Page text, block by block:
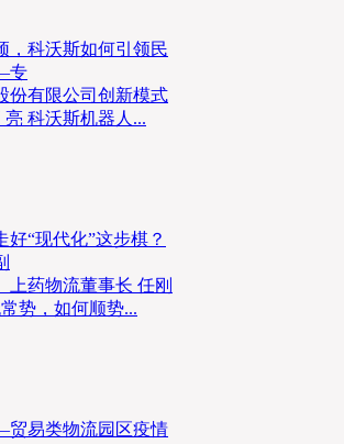
马来西亚清真食品
全方位推动清真产业发展，清真
发展公司正式成立，担当中央协调
生态系统发展。该国另一政府机构
责制订清真标准及颁发清真认证。
行政架构支持清真产业发展外，马来
业总体规划”，为推动清真产业发展
，科沃斯如何引领民
专
份有限公司创新模式
科沃斯机器人...
“现代化”这步棋？
上药物流董事长 任刚
势，如何顺势...
易类物流园区疫情